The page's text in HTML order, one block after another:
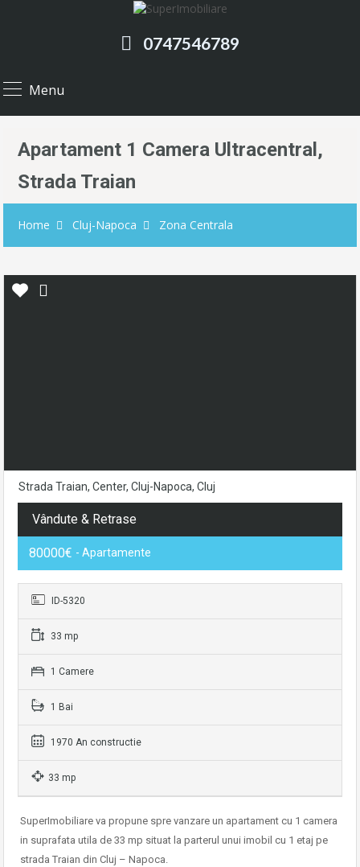
0747546789
Menu
Apartament 1 Camera Ultracentral,
Strada Traian
Home Cluj-Napoca Zona Centrala
Strada Traian, Center, Cluj-Napoca, Cluj
Vândute & Retrase
80000€ - Apartamente
ID-5320
33 mp
1 Camere
1 Bai
1970 An constructie
33 mp
SuperImobiliare va propune spre vanzare un apartament cu 1 camera
in suprafata utila de 33 mp situat la parterul unui imobil cu 1 etaj pe
strada Traian din Cluj – Napoca.